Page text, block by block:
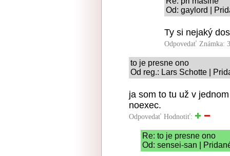
Od: gaylord |
Ty si nejaký
Odpovedať Známka:
to je presne ono
Od reg.: Lars Schotte |
ja som to tu už v
noexec.
Odpovedať Hodnotiť:
Re: to je presne ono
Od: sensei-san |